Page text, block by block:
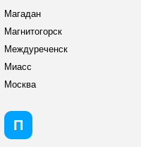
Магадан
Магнитогорск
Междуреченск
Миасс
Москва
П